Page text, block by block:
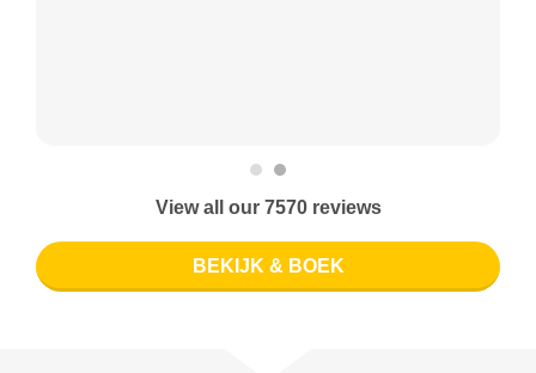
View all our 7570 reviews
BEKIJK & BOEK